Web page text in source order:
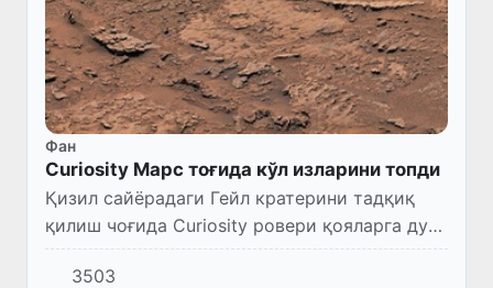
Фан
Curiosity Марс тоғида кўл изларини топди
Қизил сайёрадаги Гейл кратерини тадқиқ
қилиш чоғида Curiosity ровери қояларга дуч
келди.
3503